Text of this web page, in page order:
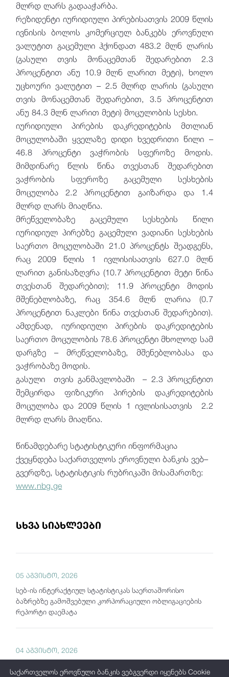
მლრდ ლარს გადააჭარბა.
რეზიდენტი იურიდიული პირებისათვის 2009 წლის
ივნისის ბოლოს კომერციულ ბანკებს ეროვნული
ვალუტით გაცემული ჰქონდათ 483.2 მლნ ლარის
(გასული თვის მონაცემთან შედარებით 2.3
პროცენტით ანუ 10.9 მლნ ლარით მეტი), ხოლო
უცხოური ვალუტით – 2.5 მლრდ ლარის (გასული
თვის მონაცემთან შედარებით, 3.5 პროცენტით
ანუ 84.3 მლნ ლარით მეტი) მოცულობის სესხი.
იურიდიული პირების დაკრედიტების მთლიან
მოცულობაში ყველაზე დიდი ხვედრითი წილი –
46.8 პროცენტი ვაჭრობის სფეროზე მოდის.
მიმდინარე წლის წინა თვესთან შედარებით
ვაჭრობის სფეროზე გაცემული სესხების
მოცულობა 2.2 პროცენტით გაიზარდა და 1.4
მლრდ ლარს მიაღწია.
მრეწველობაზე გაცემული სესხების წილი
იურიდიულ პირებზე გაცემული ვადიანი სესხების
საერთო მოცულობაში 21.0 პროცენტს შეადგენს,
რაც 2009 წლის 1 ივლისისათვის 627.0 მლნ
ლარით განისაზღვრა (10.7 პროცენტით მეტი წინა
თვესთან შედარებით); 11.9 პროცენტი მოდის
მშენებლობაზე, რაც 354.6 მლნ ლარია (0.7
პროცენტით ნაკლები წინა თვესთან შედარებით).
ამდენად, იურიდიული პირების დაკრედიტების
საერთო მოცულობის 78.6 პროცენტი მხოლოდ სამ
დარგზე – მრეწველობაზე, მშენებლობასა და
ვაჭრობაზე მოდის.
გასული თვის განმავლობაში – 2.3 პროცენტით
შემცირდა ფიზიკური პირების დაკრედიტების
მოცულობა და 2009 წლის 1 ივლისისათვის 2.2
მლრდ ლარს მიაღწია.
წინამდებარე სტატისტიკური ინფორმაცია
ქვეყნდება საქართველოს ეროვნული ბანკის ვებ–
გვერდზე, სტატისტიკის რუბრიკაში მისამართზე:
www.nbg.ge
სხვა სიახლეები
05 აგვისტო, 2026
სებ-ის ინტერაქტიულ სტატისტიკას საერთაშორისო
ბაზრებზე გამოშვებული კორპორაციული ობლიგაციების
რეპორტი დაემატა
04 აგვისტო, 2026
საქართველოს ეროვნული ბანკის ვებგვერდი იყენებს Cookie